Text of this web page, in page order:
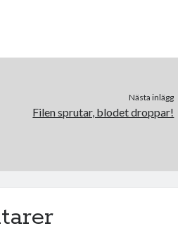
Nästa inlägg
Filen sprutar, blodet droppar!